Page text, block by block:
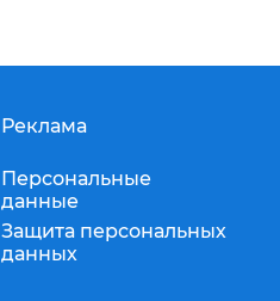
Реклама
Персональные
данные
Защита персональных
данных